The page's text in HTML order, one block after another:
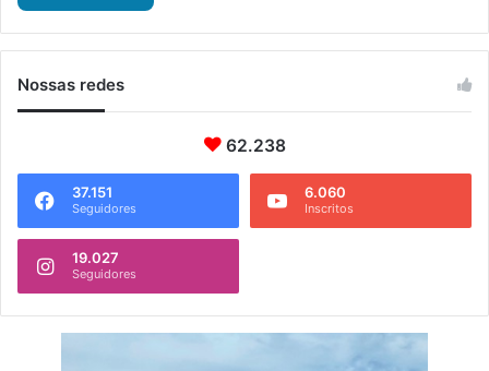
Nossas redes
62.238
37.151
Seguidores
6.060
Inscritos
19.027
Seguidores